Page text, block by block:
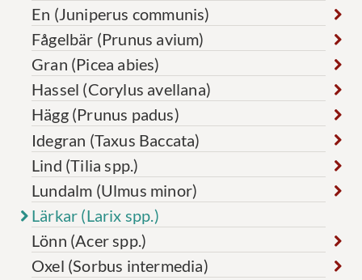
En (Juniperus communis)
Fågelbär (Prunus avium)
Gran (Picea abies)
Hassel (Corylus avellana)
Hägg (Prunus padus)
Idegran (Taxus Baccata)
Lind (Tilia spp.)
Lundalm (Ulmus minor)
Lärkar (Larix spp.)
Lönn (Acer spp.)
Oxel (Sorbus intermedia)